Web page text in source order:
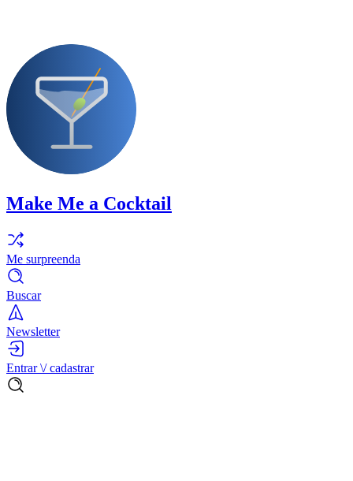
Make Me a Cocktail
Me surpreenda
Buscar
Newsletter
Entrar \/ cadastrar